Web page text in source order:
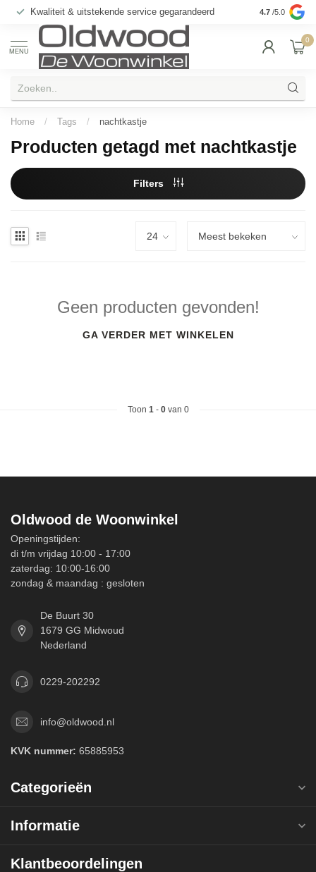
Kwaliteit & uitstekende service gegarandeerd 4.7 /5.0
MENU
0
Home / Tags / nachtkastje
Producten getagd met nachtkastje
Filters
Geen producten gevonden!
GA VERDER MET WINKELEN
Toon 1- 0van 0
Oldwood de Woonwinkel
Openingstijden:
di t/m vrijdag 10:00 - 17:00
zaterdag: 10:00-16:00
zondag & maandag : gesloten
De Buurt 30
1679 GG Midwoud
Nederland
0229-202292
info@oldwood.nl
KVK nummer: 65885953
Categorieën
Informatie
Klantbeoordelingen